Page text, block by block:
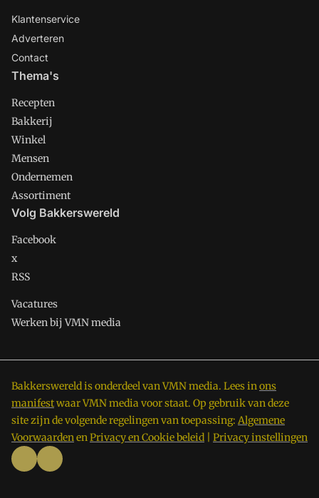
Klantenservice
Adverteren
Contact
Thema's
Recepten
Bakkerij
Winkel
Mensen
Ondernemen
Assortiment
Volg Bakkerswereld
Facebook
x
RSS
Vacatures
Werken bij VMN media
Bakkerswereld is onderdeel van VMN media. Lees inons
manifestwaar VMN media voor staat. Op gebruik van deze
site zijn de volgende regelingen van toepassing: Algemene
VoorwaardenenPrivacy en Cookie beleid Privacy instellingen